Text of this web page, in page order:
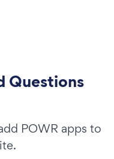
Questions
POWR apps to